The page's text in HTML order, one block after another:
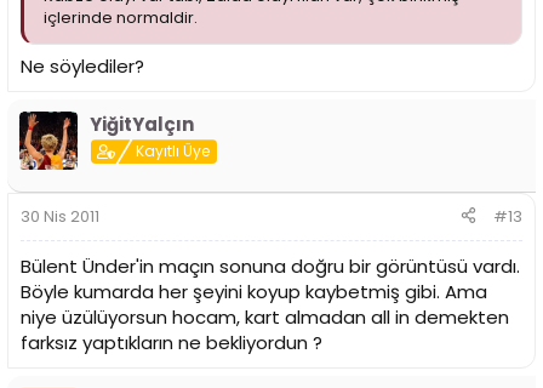
içlerinde normaldir.
Ne söylediler?
YiğitYalçın
Kayıtlı Üye
30 Nis 2011 #13
Bülent Ünder'in maçın sonuna doğru bir görüntüsü vardı.
Böyle kumarda her şeyini koyup kaybetmiş gibi. Ama
niye üzülüyorsun hocam, kart almadan all in demekten
farksız yaptıkların ne bekliyordun ?